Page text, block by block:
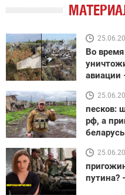
Во
авиации
песков:
рф, а
беларусь
путина?